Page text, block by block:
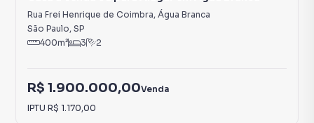
Rua Frei Henrique de Coimbra, Água Branca
São Paulo, SP
400m² 3 2
R$ 1.900.000,00Venda
IPTU R$ 1.170,00